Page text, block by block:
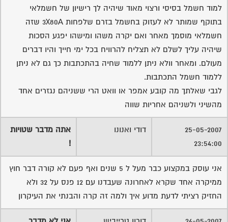
למוד חשמל בסיסי ורצוי מאוד שיהיה לך רישיון של חשמלאי
בתוקף שמותר לא לעזוק בחשמל בזרם שלפחות 3X80A שזה
חשמלאי מוסמך מאחר ואם יקרה משהו ומישהו יפגע הסכות
שיהיה עליך לשלם לא תצליח להרוויח בכל ימי חייך והיו דברים
מעולם. ומאחר וולא ניתן ללמוד שחיה בהתכתבות כך גם לא ניתן
ללמוד חשמל התכתבות.
לגבי שאלתך מה קובע אמפר או וואט הרי ששניהם נגזרים אחד
מהשיני ולשניהם אחריות שווה
25-05-2007
23:54:00
דודי ואנונו
אתה מדבר שטויות
אני עוסק במקצוע כבר מעל ל 5 שנים ואף פעם לא קורה דבר חוץ
ממיקרה אחד שקרא לאחרונה שעבדנו עם 12 פנס על 32 ולא
החזיק רציתי לדעת מדוע איך ולמה זה קרה והבנתי את העיקרון